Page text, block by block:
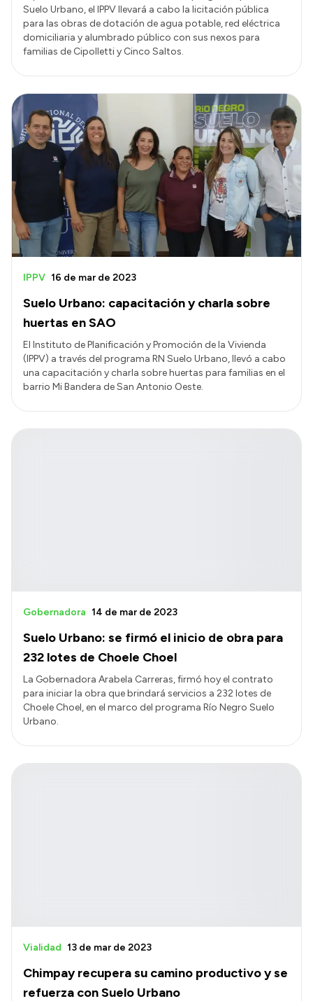
Suelo Urbano, el IPPV llevará a cabo la licitación pública
para las obras de dotación de agua potable, red eléctrica
domiciliaria y alumbrado público con sus nexos para
familias de Cipolletti y Cinco Saltos.
Suelo Urbano: capacitación y charla sobre
huertas en SAO
IPPV 16 de mar de 2023
El Instituto de Planificación y Promoción de la Vivienda
(IPPV) a través del programa RN Suelo Urbano, llevó a cabo
una capacitación y charla sobre huertas para familias en el
barrio Mi Bandera de San Antonio Oeste.
Suelo Urbano: se firmó el inicio de obra para
232 lotes de Choele Choel
Gobernadora 14 de mar de 2023
La Gobernadora Arabela Carreras, firmó hoy el contrato
para iniciar la obra que brindará servicios a 232 lotes de
Choele Choel, en el marco del programa Río Negro Suelo
Urbano.
Chimpay recupera su camino productivo y se
refuerza con Suelo Urbano
Vialidad 13 de mar de 2023